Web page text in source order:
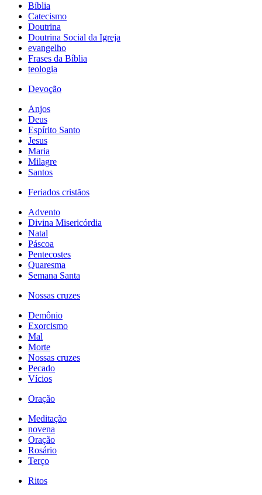
Bíblia
Catecismo
Doutrina
Doutrina Social da Igreja
evangelho
Frases da Bíblia
teologia
Devoção
Anjos
Deus
Espírito Santo
Jesus
Maria
Milagre
Santos
Feriados cristãos
Advento
Divina Misericórdia
Natal
Páscoa
Pentecostes
Quaresma
Semana Santa
Nossas cruzes
Demônio
Exorcismo
Mal
Morte
Nossas cruzes
Pecado
Vícios
Oração
Meditação
novena
Oração
Rosário
Terço
Ritos